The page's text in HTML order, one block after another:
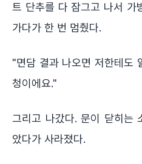
트 단추를 다 잠그고 나서 가
가다가 한 번 멈췄다.
"면담 결과 나오면 저한테도
청이에요."
그리고 나갔다. 문이 닫히는
았다가 사라졌다.